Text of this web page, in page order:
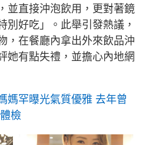
並直接沖泡飲用，更對著鏡
別好吃」。此舉引發熱議，
，在餐廳內拿出外來飲品沖
她有點失禮，並擔心內地網
媽罕曝光氣質優雅 去年曾
檢